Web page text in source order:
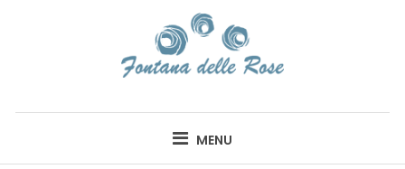
FONTANA DELLE
MENU